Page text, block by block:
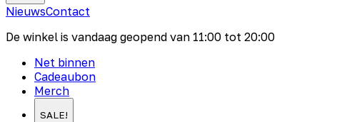
NieuwsContact
De winkel is vandaag geopend van 11:00 tot 20:00
Net binnen
Cadeaubon
Merch
SALE!